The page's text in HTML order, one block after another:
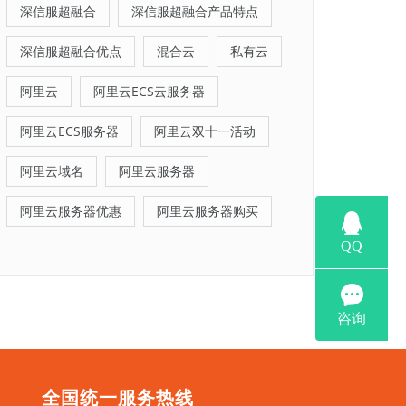
深信服超融合 深信服超融合产品特点
深信服超融合优点 混合云 私有云
阿里云 阿里云ECS云服务器
阿里云ECS服务器 阿里云双十一活动
阿里云域名 阿里云服务器
阿里云服务器优惠 阿里云服务器购买
全国统一服务热线